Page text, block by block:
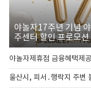
야놀자17주년 기념
주센터 할인 프로모션
야놀자제휴점 금융혜택제
울산시, 피서․행락지 주변